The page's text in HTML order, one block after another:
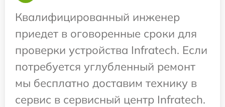
Квалифицированный инженер
приедет в оговоренные сроки для
проверки устройства Infratech. Если
потребуется углубленный ремонт
мы бесплатно доставим технику в
сервис в сервисный центр Infratech.